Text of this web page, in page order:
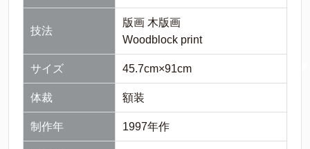
技法
版画 木版画
Woodblock print
サイズ 45.7cm×91cm
体裁 額装
制作年 1997年作